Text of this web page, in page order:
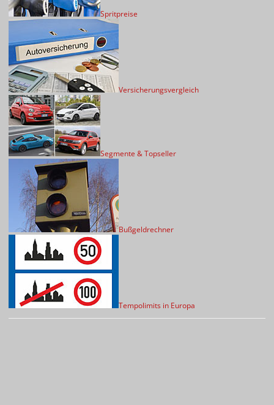
Spritpreise
Versicherungsvergleich
Segmente & Topseller
Bußgeldrechner
Tempolimits in Europa